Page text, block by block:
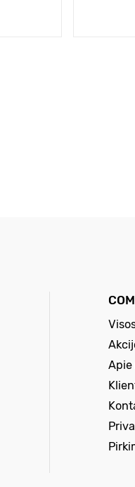
Apie